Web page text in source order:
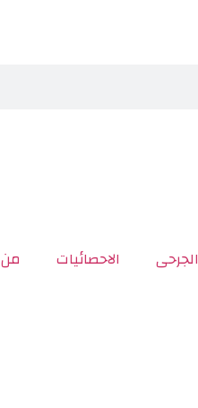
الجرحى الاحصائيات